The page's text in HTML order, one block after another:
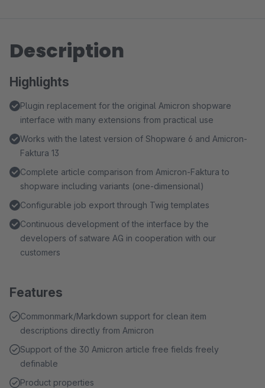
Description
Highlights
Plugin replacement for the original Amicron shopware
interface with many extensions from practical use
Works with the latest version of Shopware 6 and Amicron-
Faktura 13
Complete article comparison from Amicron-Faktura to
shopware including variants (one-dimensional)
Configurable job export through Twig templates
Continuous development of the interface by the
developers of satware AG in cooperation with our
customers
Features
Commonmark/Markdown support for clean item
descriptions directly from Amicron
Support of the 30 Amicron article free fields freely
definable
Product properties